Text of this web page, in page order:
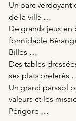
Un parc
de la ville …
De grands jeux en
formidable
Billes …
Des tables
ses plats préférés
Un grand parasol
valeurs et les
Périgord …